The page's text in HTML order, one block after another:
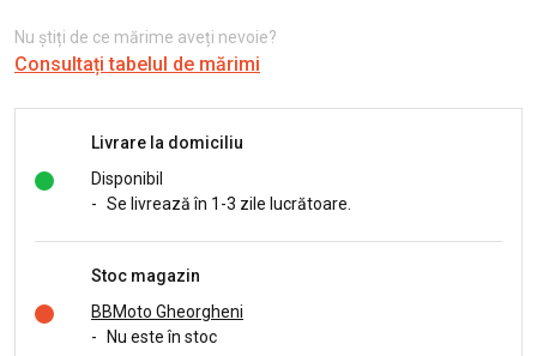
Nu știți de ce mărime aveți nevoie?
Consultați tabelul de mărimi
Livrare la domiciliu
Disponibil
- Se livrează în 1-3 zile lucrătoare.
Stoc magazin
BBMoto Gheorgheni
-
Nu este în stoc